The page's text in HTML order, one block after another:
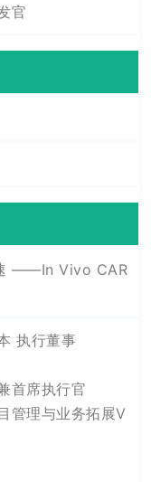
官
——In Vivo CAR
执行董事
首席执行官
管理与业务拓展V